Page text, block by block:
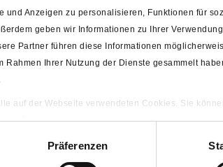
und Anzeigen zu personalisieren, Funktionen für
geben wir Informationen zu Ihrer
Partner führen diese Informationen
Rahmen Ihrer Nutzung der Dienste gesammelt
auf der Webseite verwendeten Cookies. Sie
Cookies zulassen.
Präferenzen
& schön
+ silber
Krampenschiene
4
9 mm